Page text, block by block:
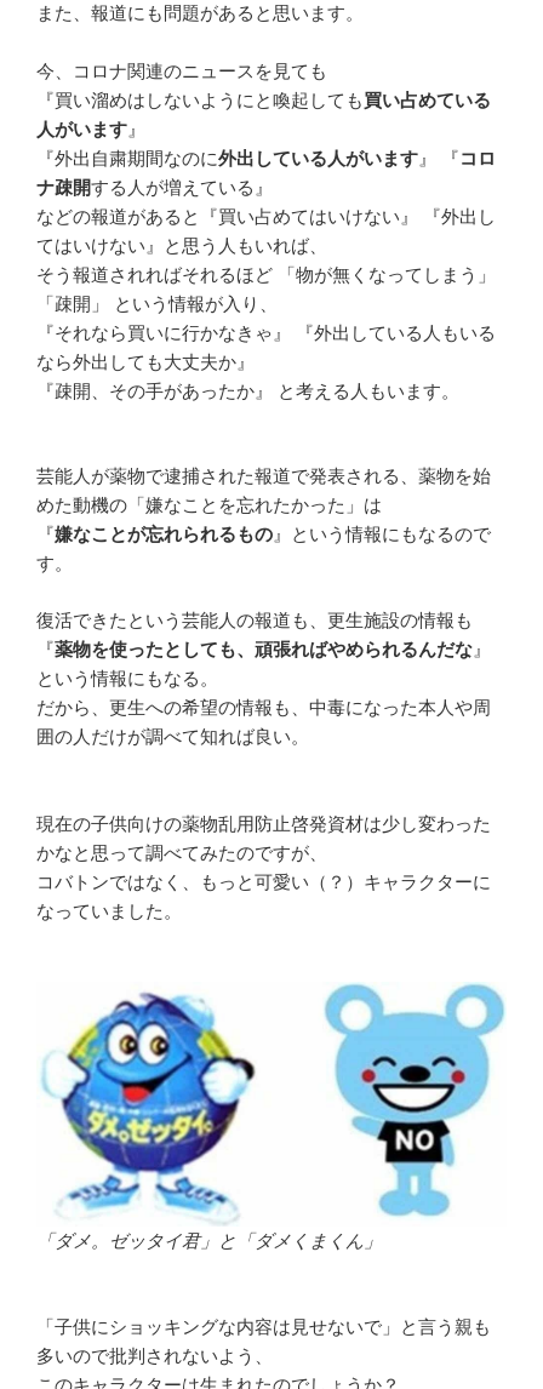
また、報道にも問題があると思います。
今、コロナ関連のニュースを見ても
『買い溜めはしないようにと喚起しても買い占めている
人がいます 』
『外出自粛期間なのに外出している人がいます 』 『コロ
ナ疎開する人が増えている』
などの報道があると『買い占めてはいけない』 『外出し
てはいけない』と思う人もいれば、
そう報道されればそれるほど 「物が無くなってしまう」
「疎開」 という情報が入り、
『それなら買いに行かなきゃ』 『外出している人もいる
なら外出しても大丈夫か』
『疎開、その手があったか』 と考える人もいます。
芸能人が薬物で逮捕された報道で発表される、薬物を始
めた動機の「嫌なことを忘れたかった」は
『嫌なことが忘れられるもの』という情報にもなるので
す。
復活できたという芸能人の報道も、更生施設の情報も
『薬物を使ったとしても、頑張ればやめられるんだな 』
という情報にもなる。
だから、更生への希望の情報も、中毒になった本人や周
囲の人だけが調べて知れば良い。
現在の子供向けの薬物乱用防止啓発資材は少し変わった
かなと思って調べてみたのですが、
コバトンではなく、もっと可愛い（？）キャラクターに
なっていました。
「ダメ。ゼッタイ君」と「ダメくまくん」
「子供にショッキングな内容は見せないで」と言う親も
多いので批判されないよう、
このキャラクターは生まれたのでしょうか？